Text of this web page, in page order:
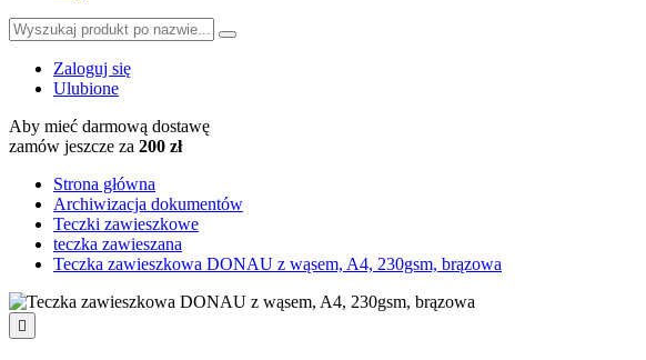
Zaloguj się
Ulubione
Aby mieć darmową dostawę
zamów jeszcze za 200 zł
Strona główna
Archiwizacja dokumentów
Teczki zawieszkowe
teczka zawieszana
Teczka zawieszkowa DONAU z wąsem, A4, 230gsm, brązowa
